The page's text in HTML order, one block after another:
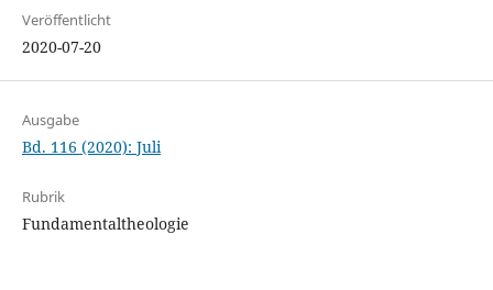
Veröffentlicht
2020-07-20
Ausgabe
Bd. 116 (2020): Juli
Rubrik
Fundamentaltheologie